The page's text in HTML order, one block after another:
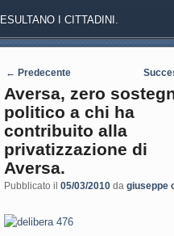
ESULTANO I CITTADINI.
Navigazione articoli
← Predecente
Aversa, zero
politico a chi ha
contribuito alla
privatizzazione di
Aversa.
Pubblicato il 05/03/2010 da giuseppe